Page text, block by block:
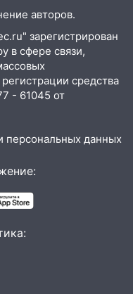
стала
шесть
остановки
ещё
авторов.
зарегистрирован
в сфере связи,
средства
- 61045 от
персональных данных